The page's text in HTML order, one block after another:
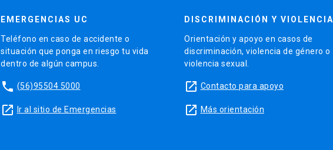
EMERGENCIAS UC
Teléfono en caso de accidente o
situación que ponga en riesgo tu vida
dentro de algún campus.
phone (56)95504 5000
launch Ir al sitio de Emergencias
DISCRIMINACIÓN Y VIOLENCIA
Orientación y apoyo en casos de
discriminación, violencia de género o
violencia sexual.
launch Contacto para apoyo
launch Más orientación